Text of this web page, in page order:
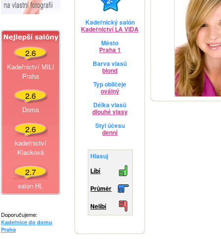
2.6
Kadeřnictví MILI
Praha
2.6
Doma
2.6
kadeřnictví
Klacková
2.7
salon HL
Doporučujeme:
Kadeřnice do domu
Praha
Kadeřnický salón
Kadeřnictví LA VIDA
Město
Praha 1
Barva vlasů
blond
Typ obličeje
oválný
Délka vlasů
dlouhé vlasy
Styl účesu
denní
Hlasuj
Líbí
Průměr
Nelíbí